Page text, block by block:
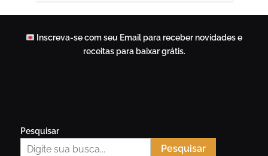
Inscreva-se com seu Email para receber novidades e
receitas para baixar grátis.
Pesquisar
Pesquisar